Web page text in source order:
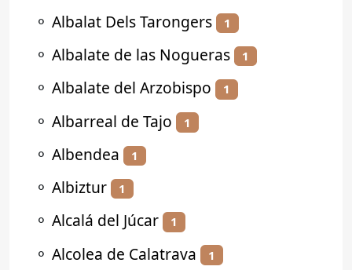
⚬ Albalat Dels Tarongers 1
⚬ Albalate de las Nogueras 1
⚬ Albalate del Arzobispo 1
⚬ Albarreal de Tajo 1
⚬ Albendea 1
⚬ Albiztur 1
⚬ Alcalá del Júcar 1
⚬ Alcolea de Calatrava 1